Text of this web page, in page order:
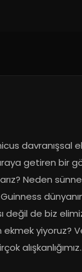
davranışsal
getiren bir
Neden
değil de biz
ekmek yiyoruz?